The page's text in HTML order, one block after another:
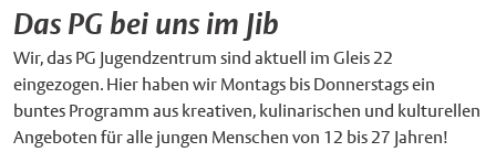
Das PG bei uns im Jib
Wir, das PG Jugendzentrum sind aktuell im Gleis 22
eingezogen. Hier haben wir Montags bis Donnerstags ein
buntes Programm aus kreativen, kulinarischen und kulturellen
Angeboten für alle jungen Menschen von 12 bis 27 Jahren!